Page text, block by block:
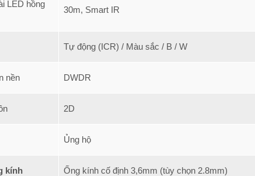
LED hồng
30m, Smart IR
Tự động (ICR) / Màu sắc / B / W
nền DWDR
2D
Ủng hộ
kính Ống kính cố định 3,6mm (tùy chọn 2.8mm)